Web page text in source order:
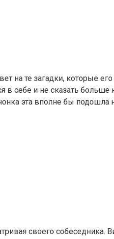
на те загадки, которые
в себе и не сказать больше
эта вполне бы подошла
своего